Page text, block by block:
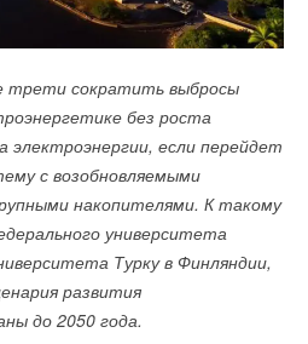
трети сократить выбросы
без роста
если перейдет
с возобновляемыми
накопителями. К такому
университета
Турку в Финляндии,
развития
до 2050 года.
самым высоким
из массивной древесины
разработанный компанией
инженерами Fast + Epp,
Creek Flats и полностью
без традиционного
поколение мультизональных
хладагенте R32. При
акцент был сделан
надежности, гибкости
сервисного обслуживания.
для административных,
медицинских и жилых объектов,
обеспечивать высокую
радиаторов №1*
на собственную разработку
— интегрированный
тепла для
Решение, представленное
шагом в развитии
и подтверждением статуса
лидера отрасли,
на рынке отопительного